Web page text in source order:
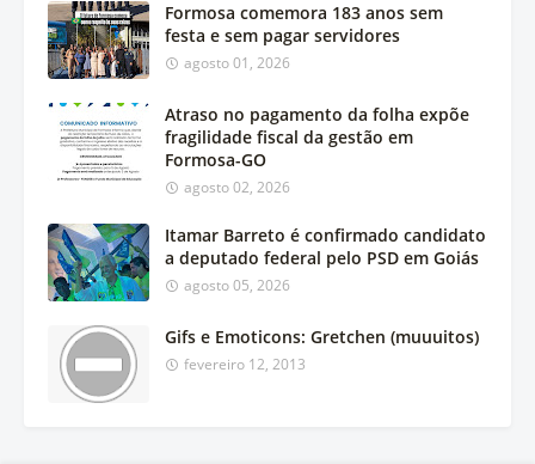
Formosa comemora 183 anos sem
festa e sem pagar servidores
agosto 01, 2026
Atraso no pagamento da folha expõe
fragilidade fiscal da gestão em
Formosa-GO
agosto 02, 2026
Itamar Barreto é confirmado candidato
a deputado federal pelo PSD em Goiás
agosto 05, 2026
Gifs e Emoticons: Gretchen (muuuitos)
fevereiro 12, 2013